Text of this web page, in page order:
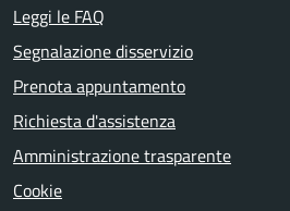
Leggi le FAQ
Segnalazione disservizio
Prenota appuntamento
Richiesta d'assistenza
Amministrazione trasparente
Cookie